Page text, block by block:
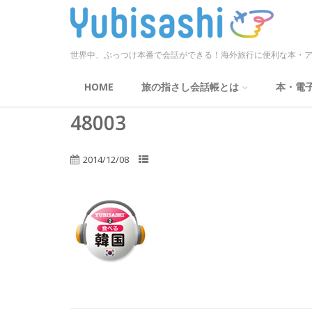
世界中、ぶっつけ本番で会話ができる！海外旅行に便利な本・
HOME 旅の指さし会話帳とは 本・電
48003
2014/12/08